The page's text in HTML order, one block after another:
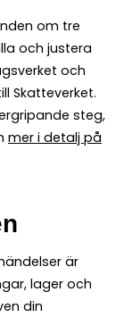
om tre
och justera
och
Skatteverket.
steg,
mer i detalj på
är
lager och
din